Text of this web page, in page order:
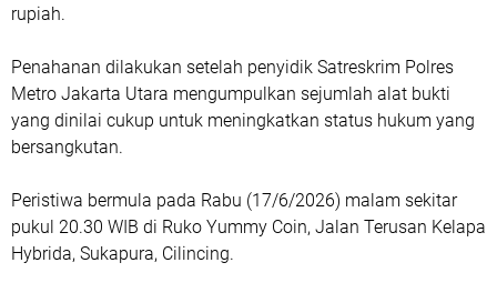
rupiah.
Penahanan dilakukan setelah penyidik Satreskrim Polres
Metro Jakarta Utara mengumpulkan sejumlah alat bukti
yang dinilai cukup untuk meningkatkan status hukum yang
bersangkutan.
Peristiwa bermula pada Rabu (17/6/2026) malam sekitar
pukul 20.30 WIB di Ruko Yummy Coin, Jalan Terusan Kelapa
Hybrida, Sukapura, Cilincing.